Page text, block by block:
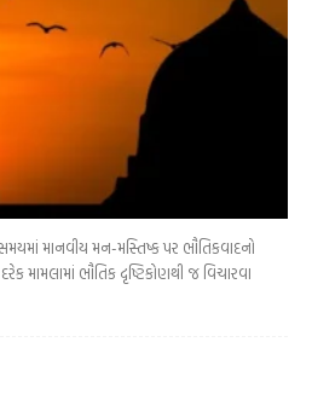
માનવીય મન-મસ્તિષ્ક પર ભૌતિકવાદનો
મામલામાં ભૌતિક દૃષ્ટિકોણથી જ વિચારવા